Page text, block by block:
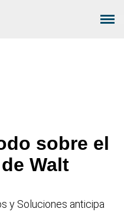
sobre el
Walt
y Soluciones anticipa